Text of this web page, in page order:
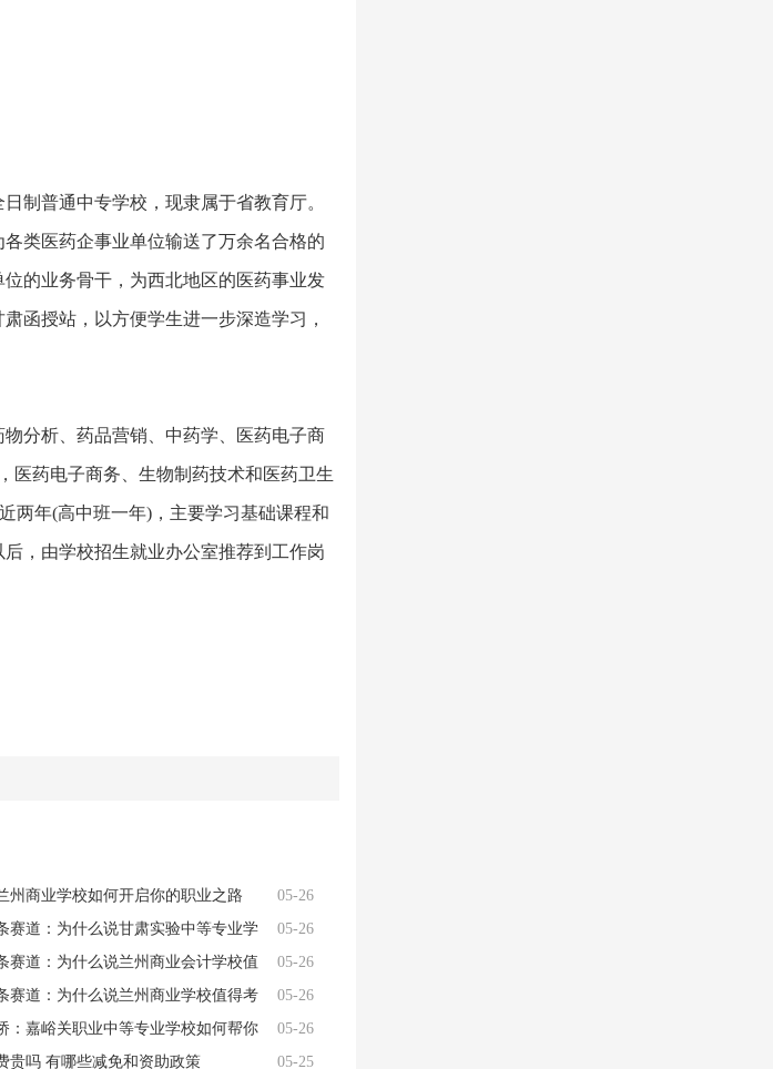
制普通中专学校，现隶属于省教育厅。
类医药企事业单位输送了万余名合格的
的业务骨干，为西北地区的医药事业发
函授站，以方便学生进一步深造学习，
分析、药品营销、中药学、医药电子商
医药电子商务、生物制药技术和医药卫生
两年(高中班一年)，主要学习基础课程和
，由学校招生就业办公室推荐到工作岗
州商业学校如何开启你的职业之路
05-26
赛道：为什么说甘肃实验中等专业学
05-26
赛道：为什么说兰州商业会计学校值
05-26
赛道：为什么说兰州商业学校值得考
05-26
：嘉峪关职业中等专业学校如何帮你
05-26
贵吗 有哪些减免和资助政策 05-25